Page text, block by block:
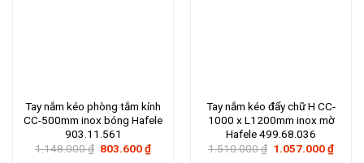
Tay nắm kéo phòng tắm kính
CC-500mm inox bóng Hafele
903.11.561
1.148.000₫ Giá
803.600₫Giá
Tay nắm kéo đẩy chữ H CC-
1000 x L1200mm inox mờ
Hafele 499.68.036
1.510.000₫ Giá
1.057.000₫Giá